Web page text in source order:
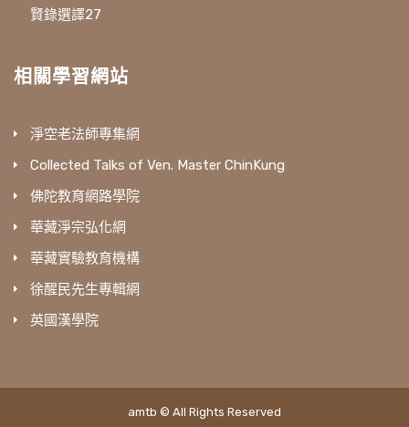
賢錄選譯27
相關學習網站
淨空老法師專集網
Collected Talks of Ven. Master ChinKung
佛陀教育網路學院
華藏淨宗弘化網
華藏實驗教育機構
徐醒民先生專輯網
英國漢學院
amtb © All Rights Reserved